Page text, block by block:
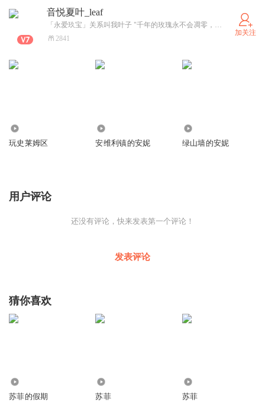
音悦夏叶_leaf
「永爱玖宝」关系叫我叶子 "千年的玫瑰永不会凋零，在世界的角落默默开着."
2841
加关注
玩史莱姆区 安维利镇的安妮 绿山墙的安妮
用户评论
还没有评论，快来发表第一个评论！
发表评论
猜你喜欢
苏菲的假期 苏菲 苏菲